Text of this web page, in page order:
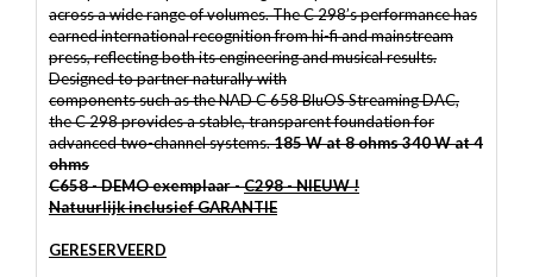
across a wide range of volumes. The C 298’s performance has
earned international recognition from hi-fi and mainstream
press, reflecting both its engineering and musical results.
Designed to partner naturally with
components such as the NAD C 658 BluOS Streaming DAC,
the C 298 provides a stable, transparent foundation for
advanced two-channel systems.185 W at 8 ohms 340 W at 4
ohms
C658 - DEMO exemplaar -C298 - NIEUW !
Natuurlijk inclusief GARANTIE
GERESERVEERD